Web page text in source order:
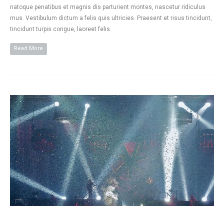
natoque penatibus et magnis dis parturient montes, nascetur ridiculus
mus. Vestibulum dictum a felis quis ultricies. Praesent et risus tincidunt,
tincidunt turpis congue, laoreet felis.
Read More